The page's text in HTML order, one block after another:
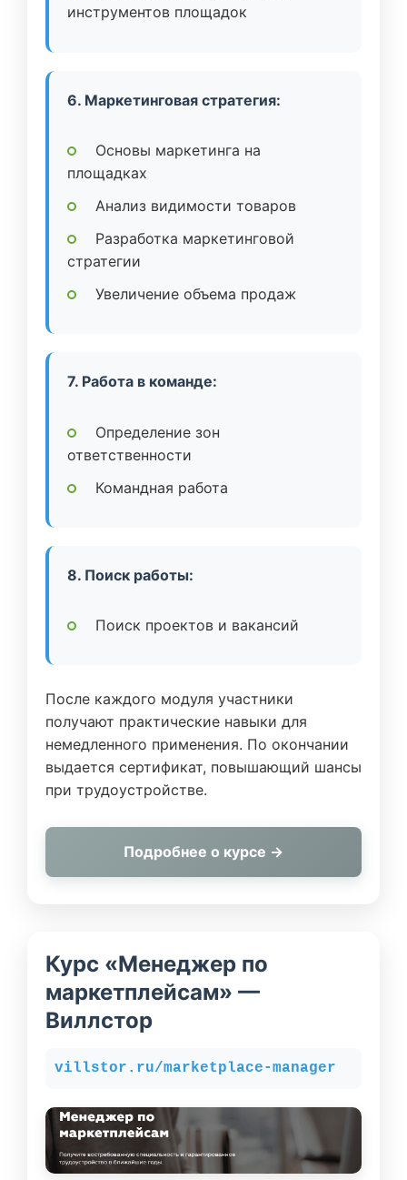
инструментов площадок
6. Маркетинговая стратегия:
Основы маркетинга на
площадках
Анализ видимости товаров
Разработка маркетинговой
стратегии
Увеличение объема продаж
7. Работа в команде:
Определение зон
ответственности
Командная работа
8. Поиск работы:
Поиск проектов и вакансий
После каждого модуля участники
получают практические навыки для
немедленного применения. По окончании
выдается сертификат, повышающий шансы
при трудоустройстве.
Подробнее о курсе →
Курс «Менеджер по
маркетплейсам» —
Виллстор
villstor.ru/marketplace-manager